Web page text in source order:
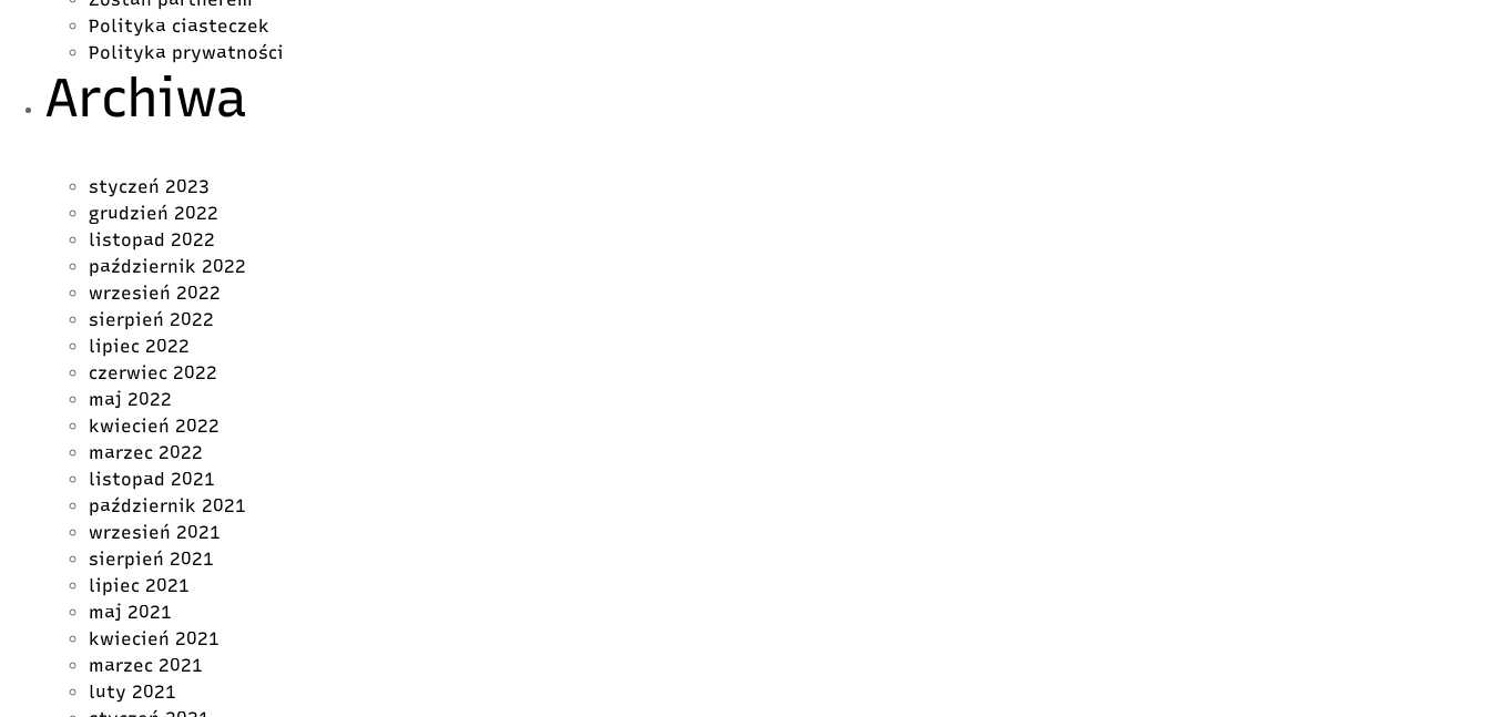
Polityka ciasteczek
Polityka prywatności
Archiwa
styczeń 2023
grudzień 2022
listopad 2022
październik 2022
wrzesień 2022
sierpień 2022
lipiec 2022
czerwiec 2022
maj 2022
kwiecień 2022
marzec 2022
listopad 2021
październik 2021
wrzesień 2021
sierpień 2021
lipiec 2021
maj 2021
kwiecień 2021
marzec 2021
luty 2021